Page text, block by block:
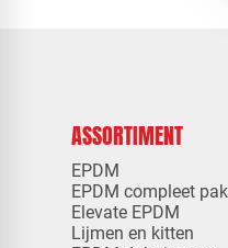
ASSORTIMENT
EPDM
EPDM compleet
Elevate EPDM
Lijmen en kitten